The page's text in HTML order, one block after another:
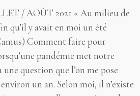
/ AOÛT 2021 « Au milieu de
qu’il y avait en moi un été
Comment faire pour
pandémie met notre
question que l’on me pose
un an. Selon moi, il n’existe